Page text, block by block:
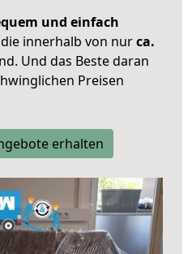
und einfach
innerhalb von nurca.
Und das Beste daran
Preisen
erhalten